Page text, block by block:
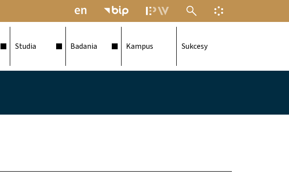
MENU ELEKTRONICZNEJINFORMACJA O
Studia Badania Kampus Sukcesy